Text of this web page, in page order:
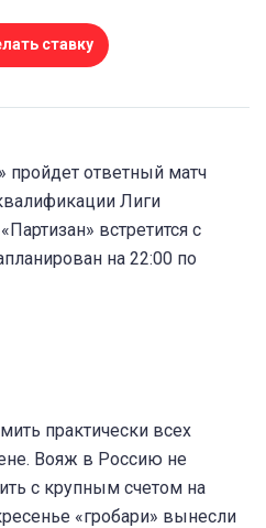
ставку
пройдет ответный матч
Лиги
встретится с
на 22:00 по
практически всех
Вояж в Россию не
с крупным счетом на
«гробари» вынесли